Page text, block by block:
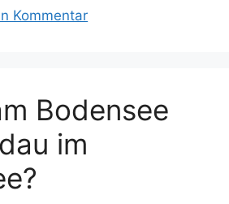
Kommentar
Bodensee
im